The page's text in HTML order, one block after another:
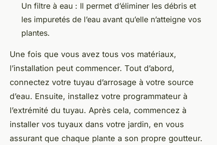
Un filtre à eau : Il permet d’éliminer les débris et
les impuretés de l’eau avant qu’elle n’atteigne vos
plantes.
Une fois que vous avez tous vos matériaux,
l’installation peut commencer. Tout d’abord,
connectez votre tuyau d’arrosage à votre source
d’eau. Ensuite, installez votre programmateur à
l’extrémité du tuyau. Après cela, commencez à
installer vos tuyaux dans votre jardin, en vous
assurant que chaque plante a son propre goutteur.